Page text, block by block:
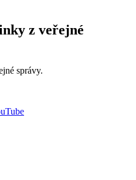
z veřejné
správy.